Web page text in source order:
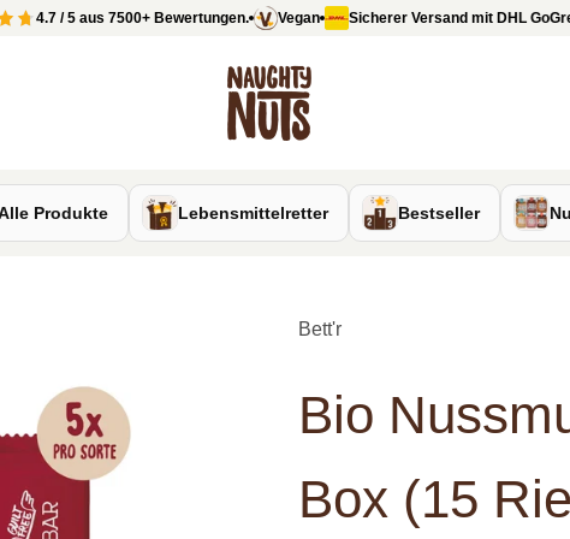
/ 5 aus 7500+ Bewertungen. Vegan Sicherer Versand mit DHL GoGreen –
Naughty Nuts
Produkte Lebensmittelretter Bestseller
Bett'r
Bio
Box (15